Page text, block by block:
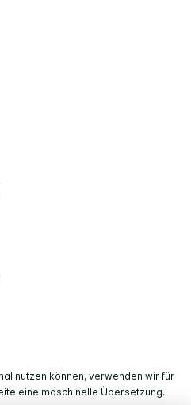
nutzen können, verwenden wir für
eine maschinelle Übersetzung.